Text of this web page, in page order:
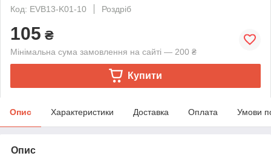
Код: EVB13-K01-10
Роздріб
105 ₴
Мінімальна сума замовлення на сайті — 200 ₴
Купити
Опис Характеристики Доставка Оплата Умови
Опис